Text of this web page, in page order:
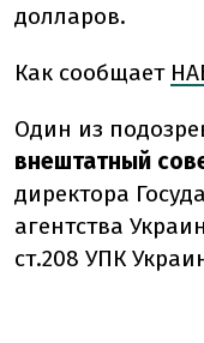
долларов.
Как сообщает
Один из
внештатный
директора
агентства
ст.208 УПК